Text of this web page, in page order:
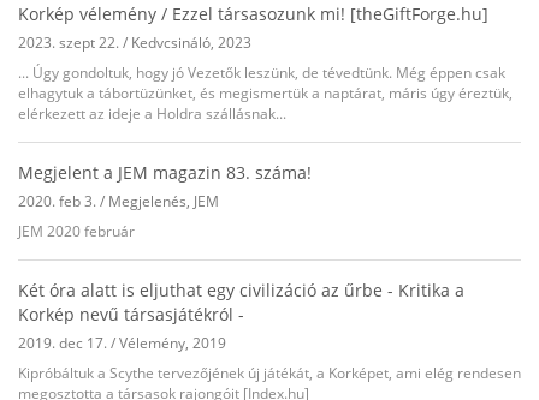
Korkép vélemény / Ezzel társasozunk mi! [theGiftForge.hu]
2023. szept 22. / Kedvcsináló 2023
... Úgy gondoltuk, hogy jó Vezetők leszünk, de tévedtünk. Még éppen csak
elhagytuk a tábortüzünket, és megismertük a naptárat, máris úgy éreztük,
elérkezett az ideje a Holdra szállásnak...
Megjelent a JEM magazin 83. száma!
2020. feb 3. / Megjelenés JEM
JEM 2020 február
Két óra alatt is eljuthat egy civilizáció az űrbe - Kritika a
Korkép nevű társasjátékról -
2019. dec 17. /Vélemény 2019
Kipróbáltuk a Scythe tervezőjének új játékát, a Korképet, ami elég rendesen
megosztotta a társasok rajongóit [Index.hu]